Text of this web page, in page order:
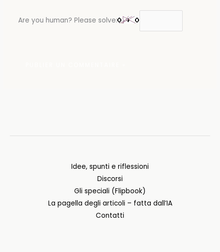
Are you human? Please solve:
Idee, spunti e riflessioni
Discorsi
Gli speciali (Flipbook)
La pagella degli articoli – fatta dall’IA
Contatti